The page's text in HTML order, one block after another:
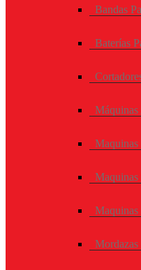
Bandas
Baterías
Maquinas
Mordazas